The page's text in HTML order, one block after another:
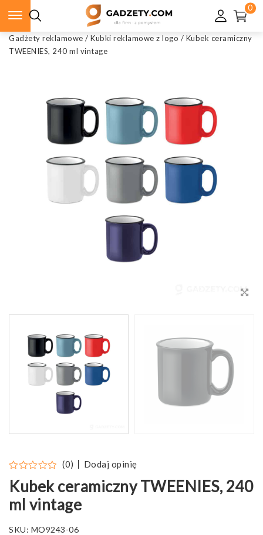
0
Gadżety reklamowe / Kubki reklamowe z logo / Kubek ceramiczny
TWEENIES, 240 ml vintage
(0) Dodaj opinię
Kubek ceramiczny TWEENIES, 240
ml vintage
SKU: MO9243-06